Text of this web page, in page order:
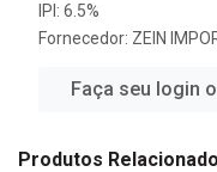
IPI: 6.5%
Fornecedor: ZEIN
Faça seu login
Produtos